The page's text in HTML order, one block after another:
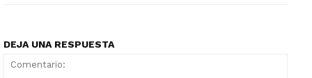
DEJA UNA RESPUESTA